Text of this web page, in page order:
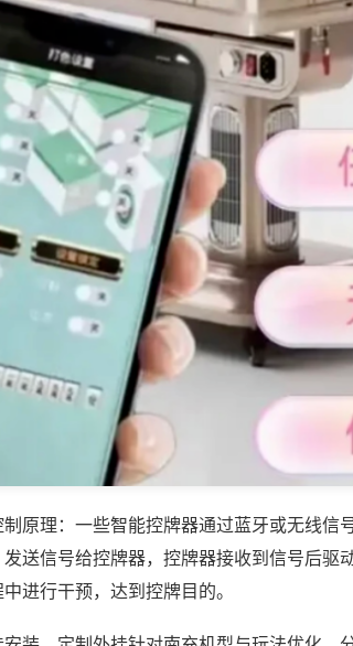
原理：一些智能控牌器通过蓝牙或无线信
送信号给控牌器，控牌器接收到信号后驱
进行干预，达到控牌目的。